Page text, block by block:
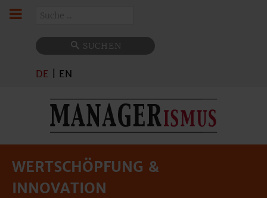
SUCHEN
DE EN
WERTSCHÖPFUNG &
INNOVATION